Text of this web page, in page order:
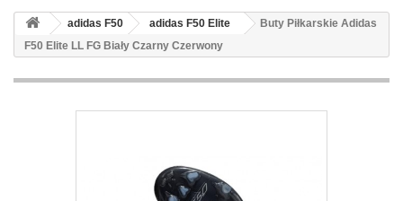
adidas F50 adidas F50 Elite
Buty Piłkarskie Adidas
F50 Elite LL FG Biały Czarny Czerwony